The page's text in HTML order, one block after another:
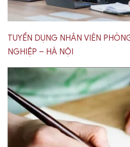
TUYỂN DỤNG NHÂN VIÊN
NGHIỆP – HÀ NỘI